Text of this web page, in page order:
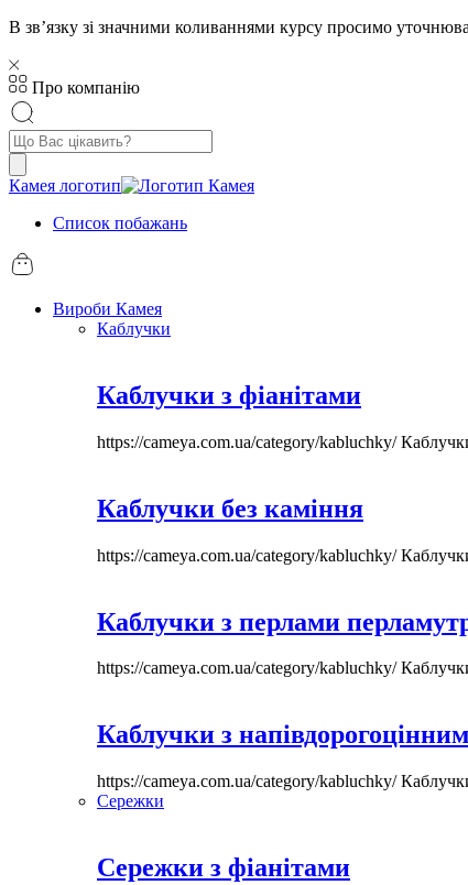
В звʼязку зі значними коливаннями курсу просимо
Про компанію
Пошук
товарів
Камея логотип
Список побажань
Вироби Камея
Каблучки
Каблучки з фіанітами
https://cameya.com.ua/category/kabluchky/
Каблучки без каміння
https://cameya.com.ua/category/kabluchky/
Каблучки з перлами
https://cameya.com.ua/category/kabluchky/
Каблучки з
https://cameya.com.ua/category/kabluchky/
Сережки
Сережки з фіанітами